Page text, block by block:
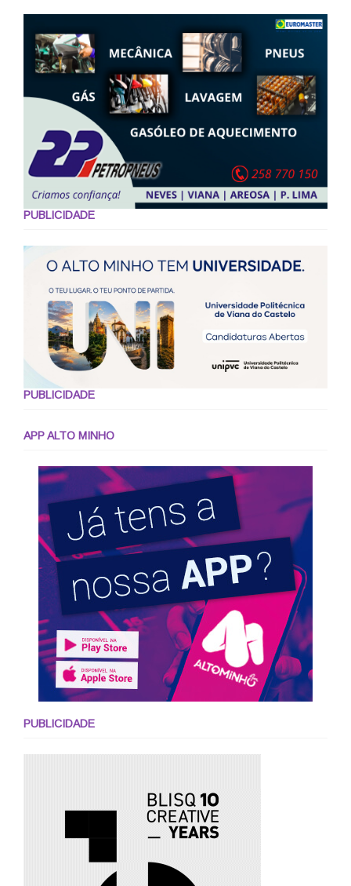
PUBLICIDADE
PUBLICIDADE
APP ALTO MINHO
PUBLICIDADE